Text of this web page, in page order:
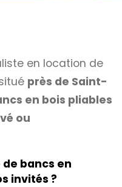
en location de
près de Saint-
en bois pliables
ou
bancs en
invités ?